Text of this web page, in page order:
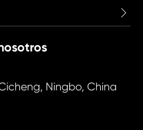

Ningbo, China